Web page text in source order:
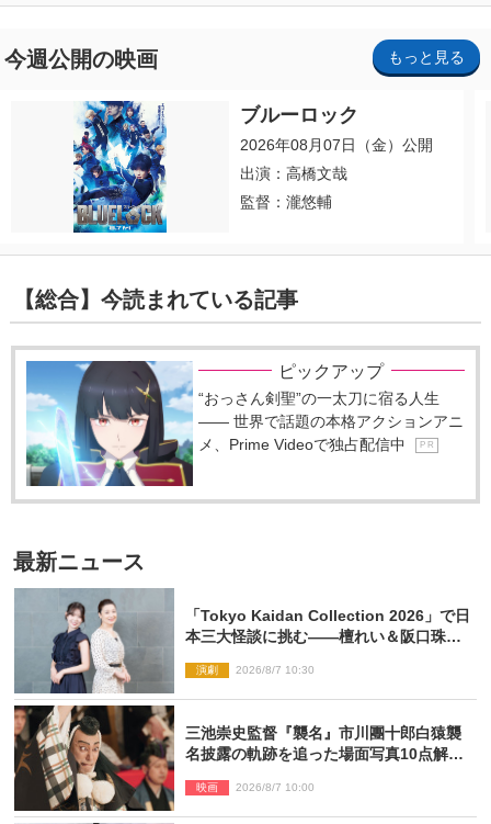
今週公開の映画 もっと見る
ブルーロック
2026年08月07日（金）公開
出演：高橋文哉
監督：瀧悠輔
【総合】今読まれている記事
ピックアップ
“おっさん剣聖”の一太刀に宿る人生
―― 世界で話題の本格アクションアニ
メ、Prime Videoで独占配信中
P R
最新ニュース
「Tokyo Kaidan Collection 2026」で日
本三大怪談に挑む――檀れい＆阪口珠美
演劇 2026/8/7 10:30
三池崇史監督『襲名』市川團十郎白猿襲
名披露の軌跡を追った場面写真10点解
映画 2026/8/7 10:00